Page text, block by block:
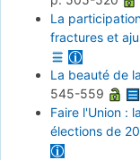
La
fractures et
La beauté de
545-559
Faire l'Union :
élections de